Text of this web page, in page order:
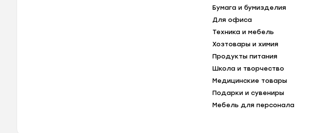
Бумага и бумизделия
Для офиса
Техника и мебель
Хозтовары и химия
Продукты питания
Школа и творчество
Медицинские товары
Подарки и сувениры
Мебель для персонала